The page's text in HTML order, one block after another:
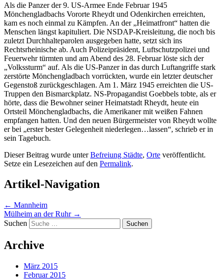
Als die Panzer der 9. US-Armee Ende Februar 1945
Mönchengladbachs Vororte Rheydt und Odenkirchen erreichten,
kam es noch einmal zu Kämpfen. An der „Heimatfront“ hatten die
Menschen längst kapituliert. Die NSDAP-Kreisleitung, die noch bis
zuletzt Durchhalteparolen ausgegeben hatte, setzt sich ins
Rechtsrheinische ab. Auch Polizeipräsident, Luftschutzpolizei und
Feuerwehr türmten und am Abend des 28. Februar löste sich der
„Volkssturm“ auf. Als die US-Panzer in das durch Luftangriffe stark
zerstörte Mönchengladbach vorrückten, wurde ein letzter deutscher
Gegenstoß zurückgeschlagen. Am 1. März 1945 erreichten die US-
Truppen den Bismarckplatz. NS-Propagandist Goebbels tobte, als er
hörte, dass die Bewohner seiner Heimatstadt Rheydt, heute ein
Ortsteil Mönchengladbachs, die Amerikaner mit weißen Fahnen
empfangen hatten. Und den neuen Bürgermeister von Rheydt wollte
er bei „erster bester Gelegenheit niederlegen…lassen“, schrieb er in
sein Tagebuch.
Dieser Beitrag wurde unterBefreiung Städte, Orte veröffentlicht.
Setze ein Lesezeichen auf den Permalink.
Artikel-Navigation
← Mannheim
Mülheim an der Ruhr →
Suchen
Archive
März 2015
Februar 2015